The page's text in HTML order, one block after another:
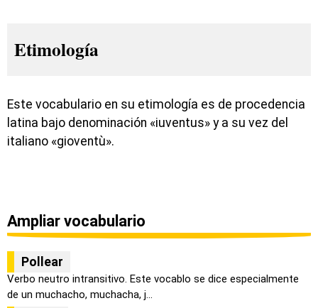
Etimología
Este vocabulario en su etimología es de procedencia
latina bajo denominación «iuventus» y a su vez del
italiano «gioventù».
Ampliar vocabulario
Pollear
Verbo neutro intransitivo. Este vocablo se dice especialmente
de un muchacho, muchacha, j...